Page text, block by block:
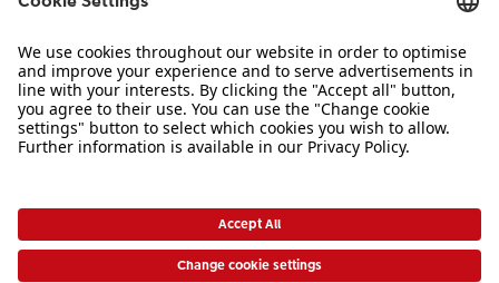
Sortiment
Inspiration
Bei Fragen zu Produkten oder der Bestellung können Sie uns gerne von